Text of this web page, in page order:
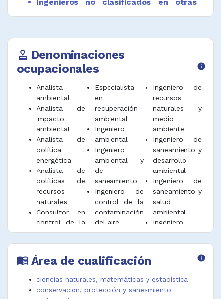
tramitación de litigios, incluyendo el diseño
de sistemas de recuperación y determinar la
autorizaciones y procedimientos
normalizados de trabajo.
Colaborar con científicos ambientales,
planificadores, expertos en gestión de
residuos peligrosos, ingenieros procedentes
de otras disciplinas y especialistas jurídicos y
empresariales en la búsqueda de soluciones a
los problemas ambientales.
Desempeñar funciones afines.
Ingenieros no clasificados en otras
ocupaciones
arquitectura
Inspectores de sanidad, seguridad y
salud ocupacional
approval Denominaciones
ocupacionales
info
Analista
ambiental
Analista de
impacto
ambiental
Analista de
política
energética
Analista de
políticas de
recursos
naturales
Consultor en
control de la
contaminación
del aire
Consultor en
remediación
Especialista
en
recuperación
ambiental
Ingeniero
ambiental
Ingeniero
ambiental y
de
saneamiento
Ingeniero de
control de la
contaminación
del aire
Ingeniero de
procesamient
residuales
Ingeniero de
recursos
naturales y
medio
ambiente
Ingeniero de
saneamiento y
desarrollo
ambiental
Ingeniero de
saneamiento y
salud
ambiental
Ingeniero
medioambient
al
del medio
menu_book Área de cualificación info
ciencias naturales, matemáticas y estadística
conservación, protección y saneamiento